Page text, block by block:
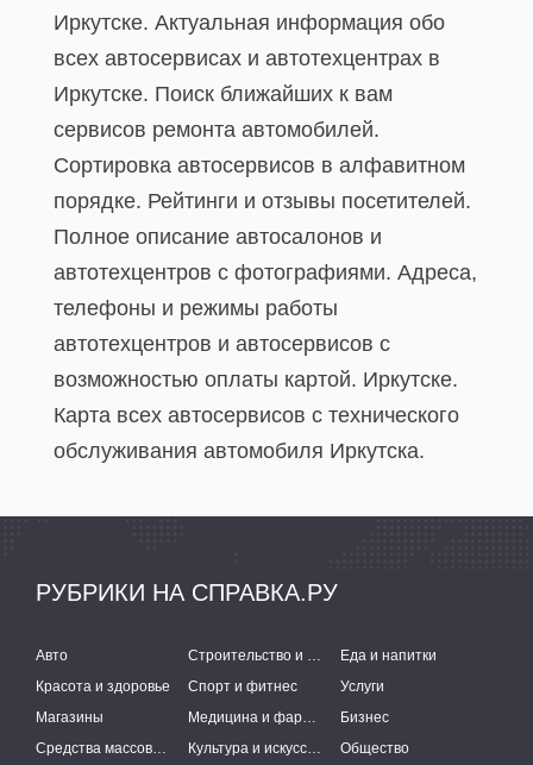
Иркутске. Актуальная информация обо
всех автосервисах и автотехцентрах в
Иркутске. Поиск ближайших к вам
сервисов ремонта автомобилей.
Сортировка автосервисов в алфавитном
порядке. Рейтинги и отзывы посетителей.
Полное описание автосалонов и
автотехцентров с фотографиями. Адреса,
телефоны и режимы работы
автотехцентров и автосервисов с
возможностью оплаты картой. Иркутске.
Карта всех автосервисов c технического
обслуживания автомобиля Иркутска.
РУБРИКИ НА СПРАВКА.РУ
Авто Строительство и ремонт
Еда и напитки
Красота и здоровье
Спорт и фитнес
Услуги
Магазины
Медицина и фармацевтика
Бизнес
Средства массовой информации
Культура и искусство Общество